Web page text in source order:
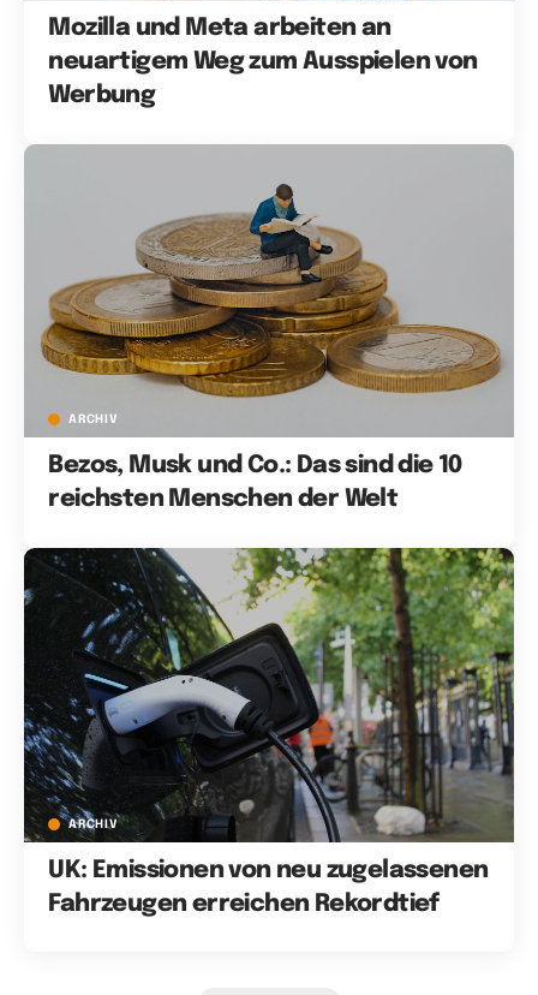
Mozilla und Meta arbeiten an
neuartigem Weg zum Ausspielen von
Werbung
ARCHIV
Bezos, Musk und Co.: Das sind die 10
reichsten Menschen der Welt
ARCHIV
UK: Emissionen von neu zugelassenen
Fahrzeugen erreichen Rekordtief